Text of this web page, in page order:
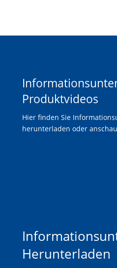
Produktvideos
Hier finden Sie
herunterladen oder
Herunterladen